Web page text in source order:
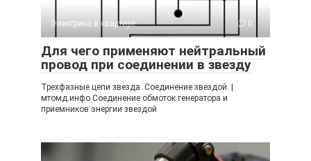
Электрика в квартире 0
Для чего применяют нейтральный
провод при соединении в звезду
Трехфазные цепи звезда. Соединение звездой. |
мтомд.инфо Соединение обмоток генератора и
приемников энергии звездой